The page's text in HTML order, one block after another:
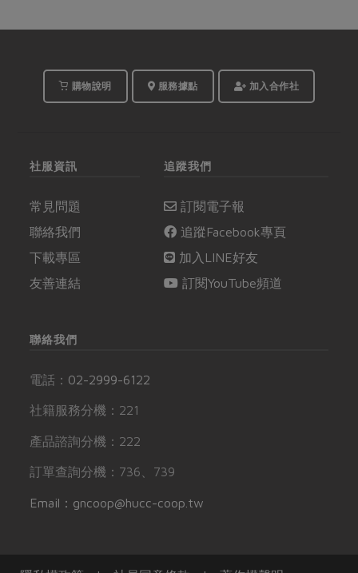
購物說明 服務據點 加入合作社
社服資訊
常見問題
聯絡我們
下載專區
友善連結
追蹤我們
訂閱電子報
追蹤Facebook專頁
加入LINE好友
訂閱YouTube頻道
聯絡我們
電話： 02-2999-6122
社籍服務分機：221
產品諮詢分機：222
訂單查詢分機：736、739
Email：gncoop@hucc-coop.tw